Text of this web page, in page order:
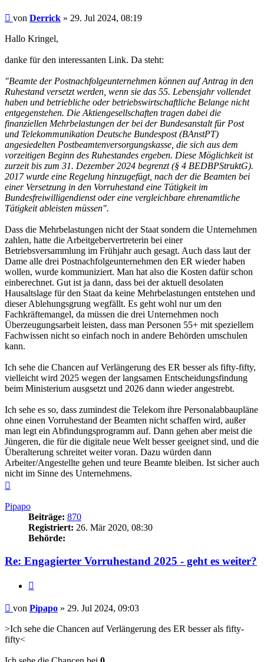
Beitrag
von Derrick » 29. Jul 2024, 08:19
Hallo Kringel,
danke für den interessanten Link. Da steht:
"Beamte der Postnachfolgeunternehmen können auf Antrag in den
Ruhestand versetzt werden, wenn sie das 55. Lebensjahr vollendet
haben und betriebliche oder betriebswirtschaftliche Belange nicht
entgegenstehen. Die Aktiengesellschaften tragen dabei die
finanziellen Mehrbelastungen der bei der Bundesanstalt für Post
und Telekommunikation Deutsche Bundespost (BAnstPT)
angesiedelten Postbeamtenversorgungskasse, die sich aus dem
vorzeitigen Beginn des Ruhestandes ergeben. Diese Möglichkeit ist
zurzeit bis zum 31. Dezember 2024 begrenzt (§ 4 BEDBPStruktG).
2017 wurde eine Regelung hinzugefügt, nach der die Beamten bei
einer Versetzung in den Vorruhestand eine Tätigkeit im
Bundesfreiwilligendienst oder eine vergleichbare ehrenamtliche
Tätigkeit ableisten müssen".
Dass die Mehrbelastungen nicht der Staat sondern die Unternehmen
zahlen, hatte die Arbeitgebervertreterin bei einer
Betriebsversammlung im Frühjahr auch gesagt. Auch dass laut der
Dame alle drei Postnachfolgeunternehmen den ER wieder haben
wollen, wurde kommuniziert. Man hat also die Kosten dafür schon
einberechnet. Gut ist ja dann, dass bei der aktuell desolaten
Hausaltslage für den Staat da keine Mehrbelastungen entstehen und
dieser Ablehungsgrung wegfällt. Es geht wohl nur um den
Fachkräftemangel, da müssen die drei Unternehmen noch
Überzeugungsarbeit leisten, dass man Personen 55+ mit speziellem
Fachwissen nicht so einfach noch in andere Behörden umschulen
kann.
Ich sehe die Chancen auf Verlängerung des ER besser als fifty-fifty,
vielleicht wird 2025 wegen der langsamen Entscheidungsfindung
beim Ministerium ausgsetzt und 2026 dann wieder angestrebt.
Ich sehe es so, dass zumindest die Telekom ihre Personalabbaupläne
ohne einen Vorruhestand der Beamten nicht schaffen wird, außer
man legt ein Abfindungsprogramm auf. Dann gehen aber meist die
Jüngeren, die für die digitale neue Welt besser geeignet sind, und die
Überalterung schreitet weiter voran. Dazu würden dann
Arbeiter/Angestellte gehen und teure Beamte bleiben. Ist sicher auch
nicht im Sinne des Unternehmens.
Pipapo
Beiträge: 870
Registriert: 26. Mär 2020, 08:30
Behörde:
Re: Engagierter Vorruhestand 2025 - geht es weiter?
Beitrag
von Pipapo » 29. Jul 2024, 09:03
>Ich sehe die Chancen auf Verlängerung des ER besser als fifty-
fifty<